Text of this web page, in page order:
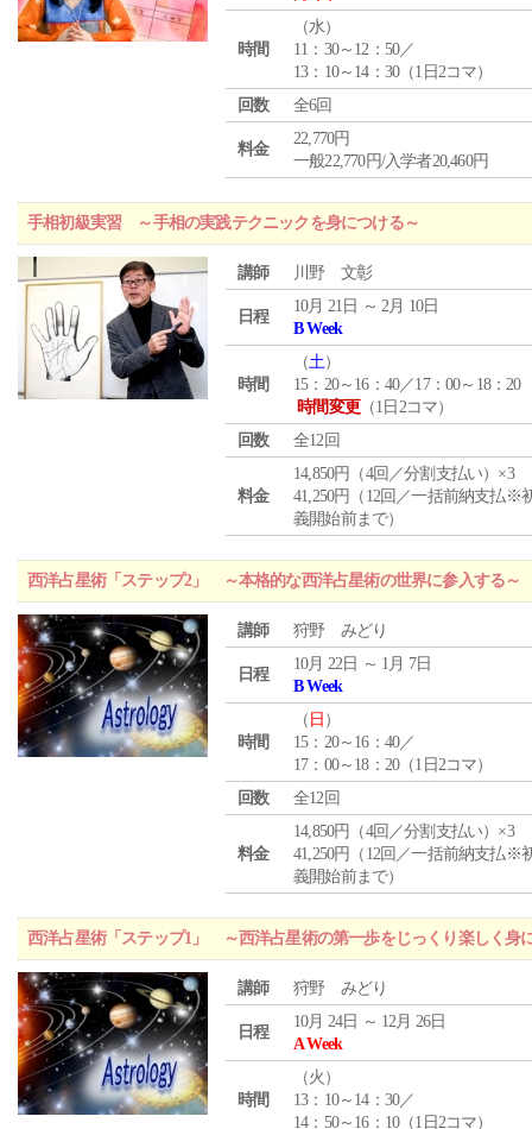
時間
（水）
11：30～12：50／
13：10～14：30（1日2コマ）
回数
全6回
料金
22,770円
一般22,770円/入学者20,460円
手相初級実習 ～手相の実践テクニックを身につける～
講師 川野 文彰
日程
10月 21日 ～ 2月 10日
B Week
時間
（土）
15：20～16：40／17：00～18：20
時間変更（1日2コマ）
回数
全12回
料金
14,850円（4回／分割支払い）×3
41,250円（12回／一括前納支払※
義開始前まで）
西洋占星術「ステップ2」 ～本格的な西洋占星術の世界に参入する～
講師 狩野 みどり
日程
10月 22日 ～ 1月 7日
B Week
時間
（ 日 ）
15：20～16：40／
17：00～18：20（1日2コマ）
回数
全12回
料金
14,850円（4回／分割支払い）×3
41,250円（12回／一括前納支払※
義開始前まで）
西洋占星術「ステップ1」 ～西洋占星術の第一歩をじっくり楽しく身
講師 狩野 みどり
日程
10月 24日 ～ 12月 26日
A Week
時間
（火 ）
13：10～14：30／
14：50～16：10（1日2コマ）